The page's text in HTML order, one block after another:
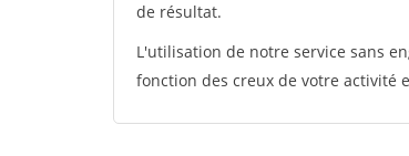
de résultat.
L'utilisation de notre service sans
fonction des creux de votre activité